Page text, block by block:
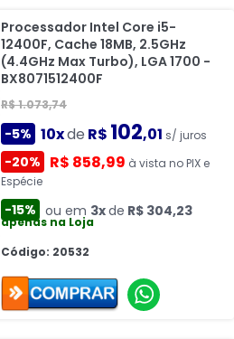
Processador Intel Core i5-
12400F, Cache 18MB, 2.5GHz
(4.4GHz Max Turbo), LGA 1700 -
BX8071512400F
R$ 1.073,74
-5% 10xde R$ 102,01 s/ juros
-20% R$ 858,99 à vista no PIX e
Espécie
-15% ou em 3xde R$ 304,23
apenas na Loja
Código: 20532